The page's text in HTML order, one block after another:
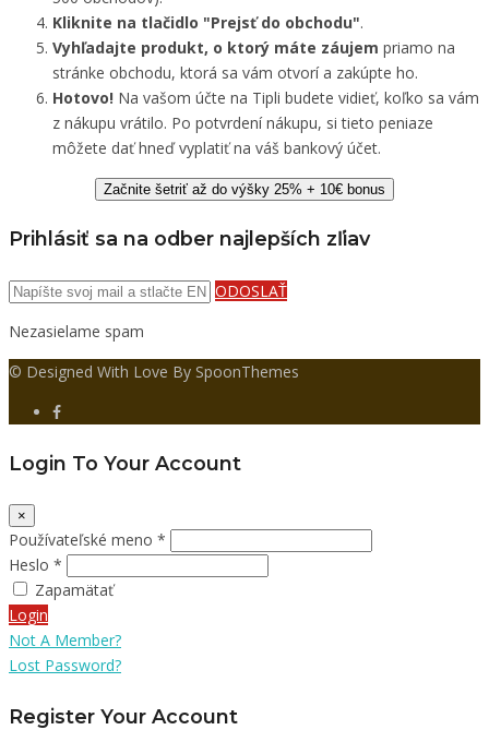
Kliknite na tlačidlo "Prejsť do obchodu".
Vyhľadajte produkt, o ktorý máte záujem priamo na
stránke obchodu, ktorá sa vám otvorí a zakúpte ho.
Hotovo! Na vašom účte na Tipli budete vidieť, koľko sa vám
z nákupu vrátilo. Po potvrdení nákupu, si tieto peniaze
môžete dať hneď vyplatiť na váš bankový účet.
Začnite šetriť až do výšky 25% + 10€ bonus
Prihlásiť sa na odber najlepších zľiav
ODOSLAŤ
Nezasielame spam
© Designed With Love By SpoonThemes
Login To Your Account
×
Používateľské meno *
Heslo *
Zapamätať
Login
Not A Member?
Lost Password?
Register Your Account